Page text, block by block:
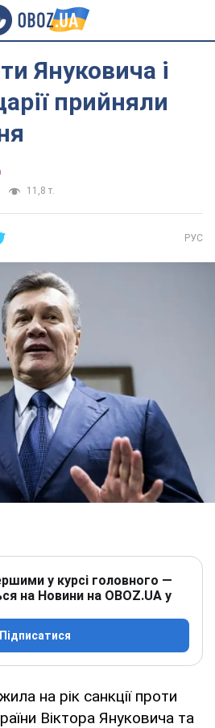
Януковича і
прийняли
11,8 т.
РУС
у курсі головного —
на Новини на OBOZ.UA у
Підписатися
на рік санкції проти
Віктора Януковича та